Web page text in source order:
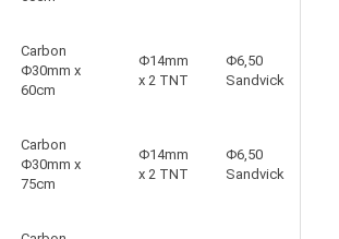
Carbon
Φ30mm x
60cm
Φ14mm
x 2 TNT
Φ6,50
Sandvick
Carbon
Φ30mm x
75cm
Φ14mm
x 2 TNT
Φ6,50
Sandvick